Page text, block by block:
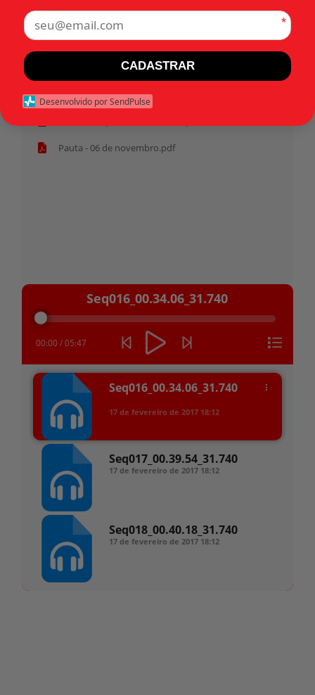
Tags:
Início
Pauta - 06 de novembro.pdf
Tocador
áudio
Seq016_00.34.06_31.740
00:00 /05:47
Seq016_00.34.06_31.740
17 de fevereiro de 2017 18:12
Seq017_00.39.54_31.740
17 de fevereiro de 2017 18:12
Seq018_00.40.18_31.740
17 de fevereiro de 2017 18:12
*
CADASTRAR
Desenvolvido por SendPulse